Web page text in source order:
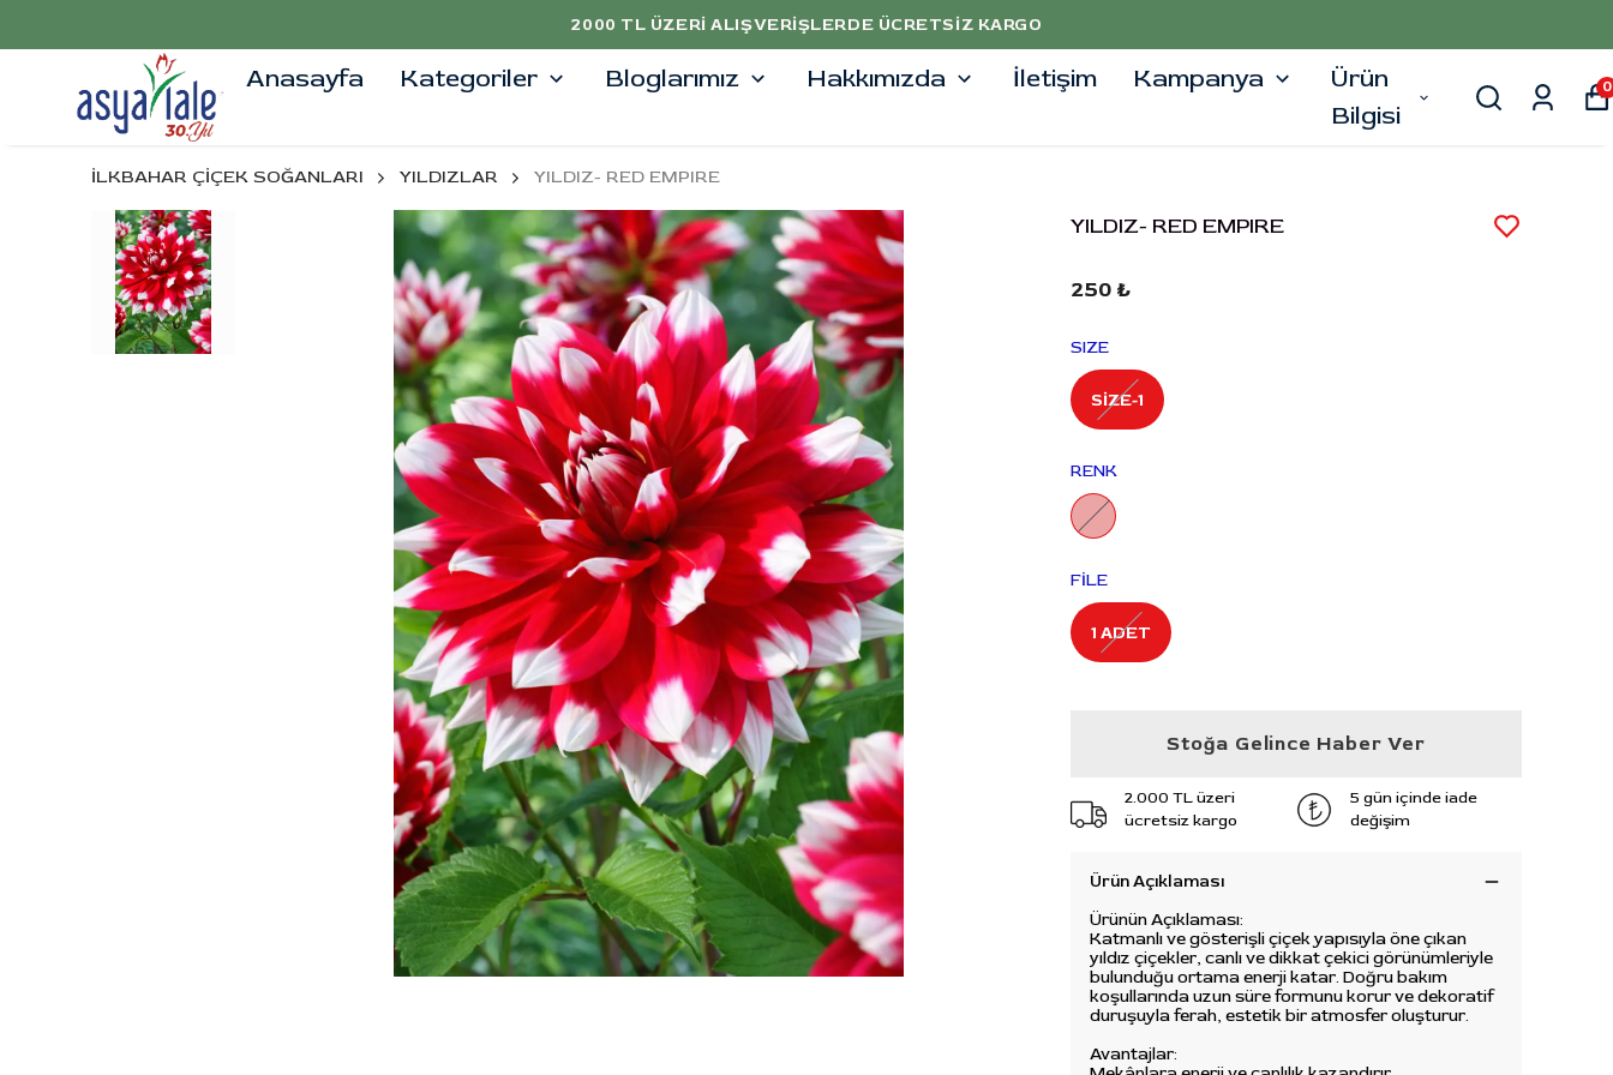
5000 TL ÜZERİ ALIŞVERİŞLERDE %10 İNDİRİM
Anasayfa Kategoriler Bloglarımız Hakkımızda İletişim Kampanya
Ürün
Bilgisi
0
İLKBAHAR ÇİÇEK SOĞANLARI YILDIZLAR YILDIZ- RED EMPIRE
YILDIZ- RED EMPIRE
250 ₺
SIZE
SİZE-1
RENK
FİLE
1 ADET
Stoğa Gelince Haber Ver
2.000 TL üzeri
ücretsiz kargo
5 gün içinde iade
değişim
Ürün Açıklaması
Ürünün Açıklaması:
Katmanlı ve gösterişli çiçek yapısıyla öne çıkan
yıldız çiçekler, canlı ve dikkat çekici görünümleriyle
bulunduğu ortama enerji katar. Doğru bakım
koşullarında uzun süre formunu korur ve dekoratif
duruşuyla ferah, estetik bir atmosfer oluşturur.
Avantajlar: